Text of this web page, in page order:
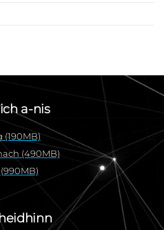
a-nis
(190MB)
(490MB)